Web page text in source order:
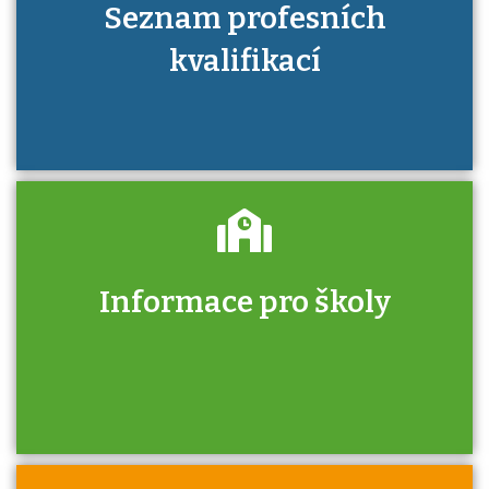
Seznam profesních
kvalifikací
Informace pro školy
Zjistěte, jak se přihlásit ke zkoušce a kde